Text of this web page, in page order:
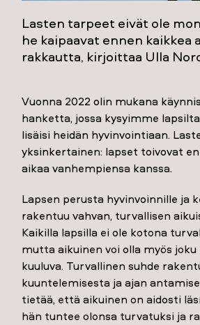
Lasten tarpeet eivät ole
he kaipaavat ennen kaikkea
rakkautta, kirjoittaa Ulla
Vuonna 2022 olin mukana
hanketta, jossa kysyimme
lisäisi heidän hyvinvointiaan.
yksinkertainen: lapset toivovat
aikaa vanhempiensa kanssa.
Lapsen perusta hyvinvoinnille ja
rakentuu vahvan, turvallisen
Kaikilla lapsilla ei ole kotona
mutta aikuinen voi olla myös
kuuluva. Turvallinen suhde
kuuntelemisesta ja ajan
tietää, että aikuinen on aidosti
hän tuntee olonsa turvatuksi ja